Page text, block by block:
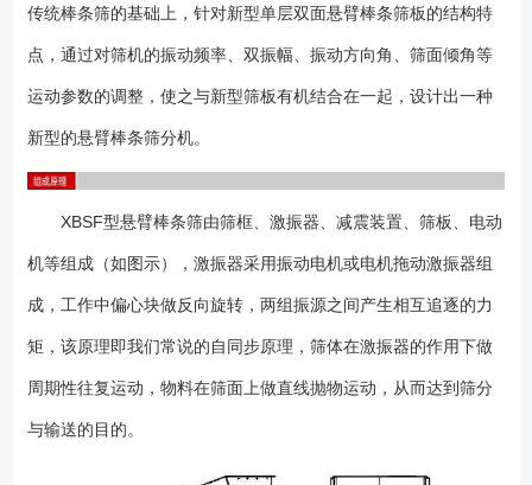
3、返矿粉末中超颗粒量控制在10%左右； 4、填补了原梳齿筛随使用
时间的延长筛孔磨大，造成返矿中的超粒急剧增加，导致的资源浪费问
题; 5、筛网更换方便，维修简单。 6、整机重量轻，是其他筛型的
小颗粒的产生； 9、扬尘少，便于防尘。 打开包装箱或开始安装振
动筛之前，应彻底检查所提供的说明书和图纸。装箱单详细地列明了各包
包装箱以免箱内物件损失或损坏，只有当安装期间需要这些物件时，才再
次开箱。 材质为橡胶或聚氨酯覆层的部件，例如橡胶弹簧，（当提供
或枕木上，避免直接接触地面。对于短期存放，应采用防水帆布覆盖设
备；对于长期存放，则要更结实耐用的材料覆盖或存放于室内。 为便
**技术人员进行现场指导。 检查振动电机螺栓即是否完全紧固。
检查筛板固定螺栓的紧固性，并进一步对外露螺纹涂上油漆以便表明经过
传统棒条筛的基础上，针对新型单层双面悬臂棒条筛板的结构特
点，通过对筛机的振动频率、双振幅、振动方向角、筛面倾角等
运动参数的调整，使之与新型筛板有机结合在一起，设计出一种
新型的悬臂棒条筛分机。
XBSF型悬臂棒条筛由筛框、激振器、减震装置、筛板、电动
机等组成（如图示），激振器采用振动电机或电机拖动激振器组
成，工作中偏心块做反向旋转，两组振源之间产生相互追逐的力
矩，该原理即我们常说的自同步原理，筛体在激振器的作用下做
周期性往复运动，物料在筛面上做直线抛物运动，从而达到筛分
与输送的目的。